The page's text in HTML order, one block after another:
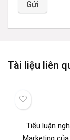
Tài liệu liên
Tiểu luận